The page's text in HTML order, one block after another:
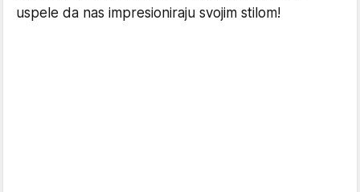
uspele da nas impresioniraju svojim stilom!